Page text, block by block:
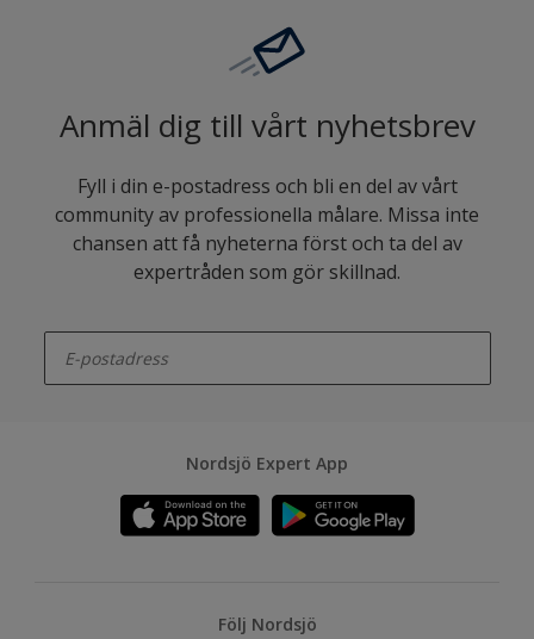
Anmäl dig till vårt nyhetsbrev
Fyll i din e-postadress och bli en del av vårt
community av professionella målare. Missa inte
chansen att få nyheterna först och ta del av
expertråden som gör skillnad.
Nordsjö Expert App
Följ Nordsjö